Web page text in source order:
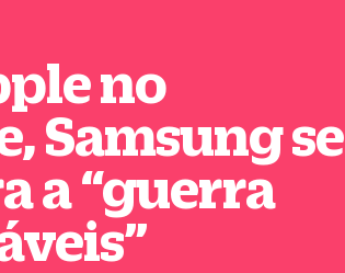
no
Samsung se
a“guerra
”